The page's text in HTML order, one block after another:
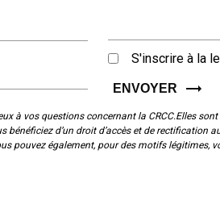
S'inscrire à la
ENVOYER
vos questions concernant la CRCC.Elles sont
d’un droit d’accès et de rectification
pouvez également, pour des motifs légitimes,